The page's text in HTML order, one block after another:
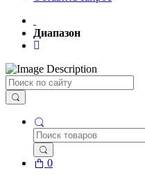
Диапазон
Поиск
0